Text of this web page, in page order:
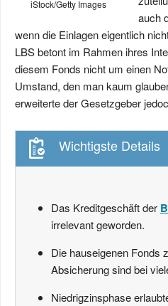
iStock/Getty Images
auch
wenn die Einlagen eigentlich
LBS betont im Rahmen ihres
diesem Fonds nicht um einen
Umstand, den man kaum
erweiterte der Gesetzgeber
Wichtigste Details
Das Kreditgeschäft der
irrelevant geworden.
Die hauseigenen Fonds
Absicherung sind bei
Niedrigzinsphase